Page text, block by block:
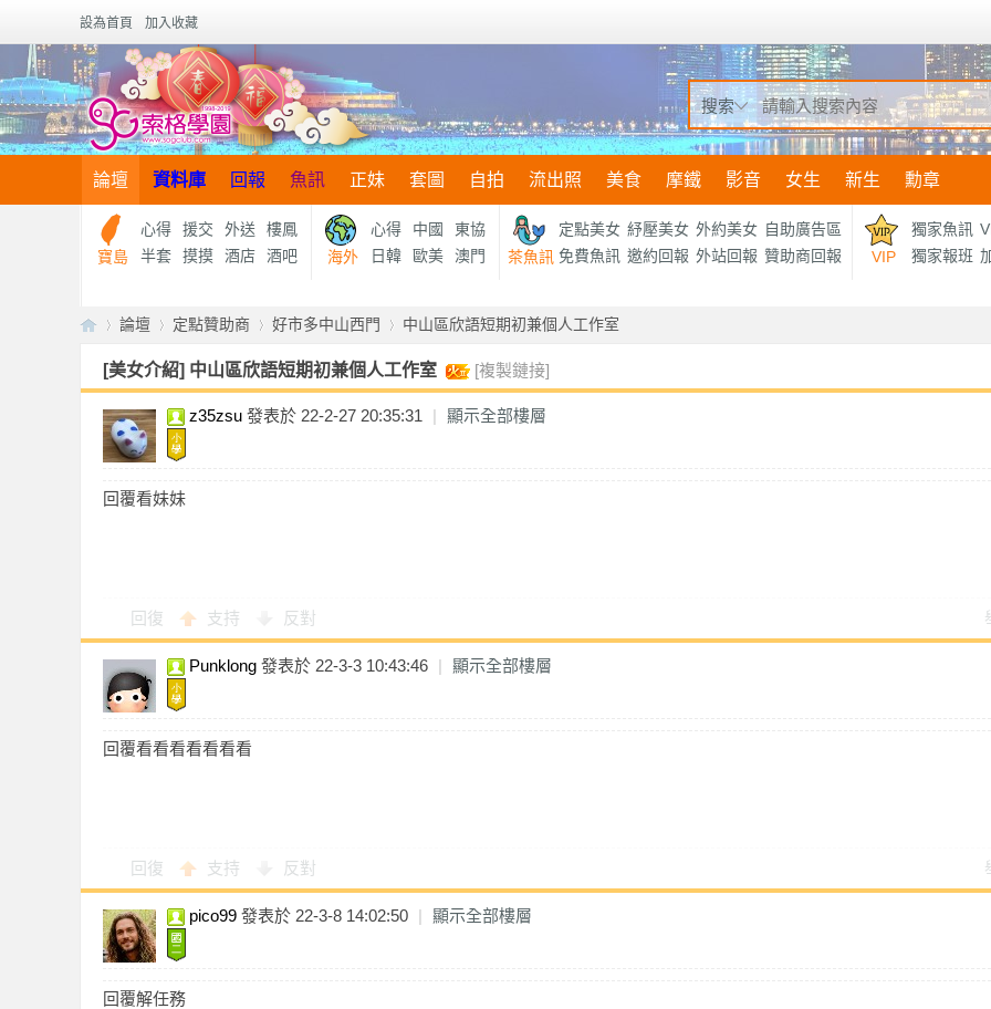
設為首頁 加入收藏
搜索
論壇 資料庫 回報 魚訊 正妹 套圖 自拍 流出照 美食 摩鐵 影音 女生 新生 勳章
寶島
心得 援交 外送
樓鳳
半套
摸摸 酒店 酒吧 海外
心得 中國
東協
日韓
歐美 澳門 茶魚訊
定點美女 紓壓美女 外約美女 自助廣告區
免費魚訊 邀約回報 外站回報 贊助商回報 VIP
獨家魚訊
獨家報班
索
»
論壇
›
定點贊助商
›
好市多中山西門
›
中山區欣語短期初兼個人工作室
[美女介紹] 中山區欣語短期初兼個人工作室 [複製鏈接]
z35zsu 發表於 22-2-27 20:35:31 | 顯示全部樓層
回覆看妹妹
回復 支持 反對
Punklong 發表於 22-3-3 10:43:46 | 顯示全部樓層
回覆看看看看看看看
回復 支持 反對
pico99 發表於 22-3-8 14:02:50 | 顯示全部樓層
回覆解任務